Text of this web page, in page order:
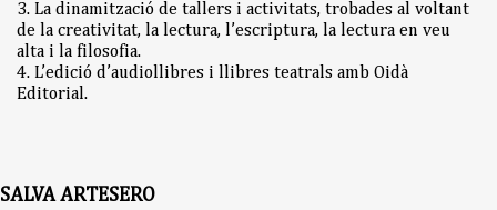
3. La dinamització de tallers i activitats, trobades al voltant
de la creativitat, la lectura, l’escriptura, la lectura en veu
alta i la filosofia.
4. L’edició d’audiollibres i llibres teatrals amb Oidà
Editorial.
SALVA ARTESERO